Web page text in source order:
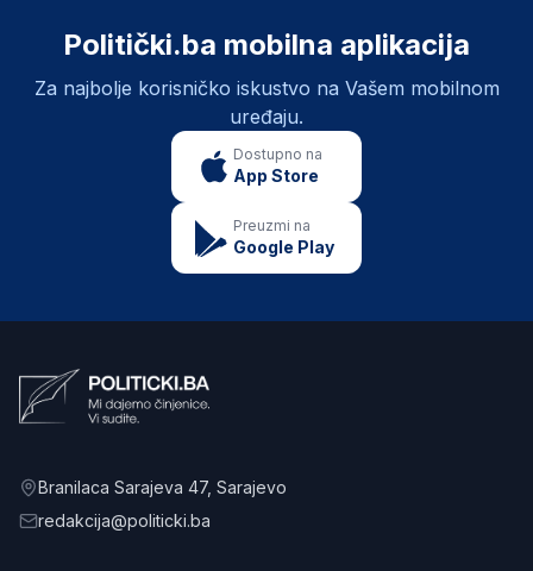
Politički.ba mobilna aplikacija
Za najbolje korisničko iskustvo na Vašem mobilnom
uređaju.
Dostupno na
App Store
Preuzmi na
Google Play
Branilaca Sarajeva 47, Sarajevo
redakcija@politicki.ba